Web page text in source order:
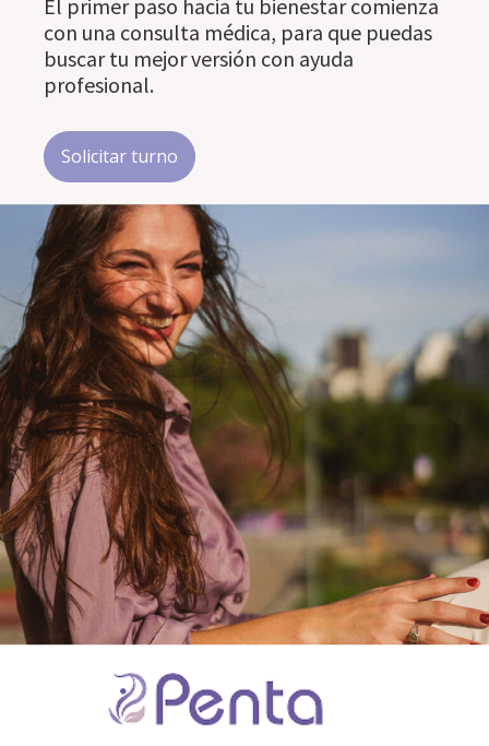
El primer paso hacia tu bienestar comienza
con una consulta médica, para que puedas
buscar tu mejor versión con ayuda
profesional.
Solicitar turno